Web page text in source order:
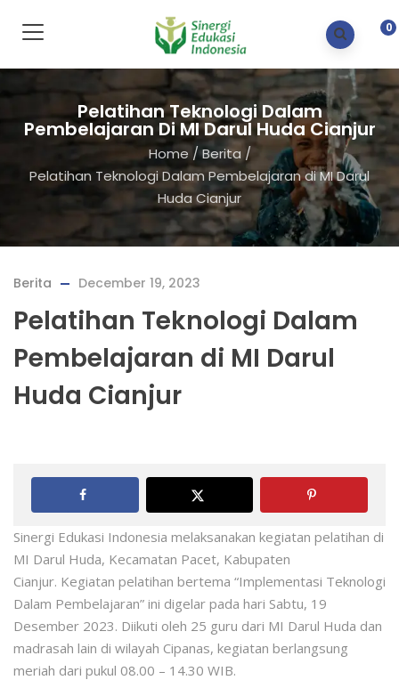
0
Pelatihan Teknologi Dalam
Pembelajaran Di MI Darul Huda Cianjur
Home / Berita /
Pelatihan Teknologi Dalam Pembelajaran di MI Darul
Huda Cianjur
Berita December 19, 2023
Pelatihan Teknologi Dalam
Pembelajaran di MI Darul
Huda Cianjur
Sinergi Edukasi Indonesia melaksanakan kegiatan pelatihan di
MI Darul Huda, Kecamatan Pacet, Kabupaten
Cianjur. Kegiatan pelatihan bertema “Implementasi Teknologi
Dalam Pembelajaran” ini digelar pada hari Sabtu, 19
Desember 2023. Diikuti oleh 25 guru dari MI Darul Huda dan
madrasah lain di wilayah Cipanas, kegiatan berlangsung
meriah dari pukul 08.00 – 14.30 WIB.